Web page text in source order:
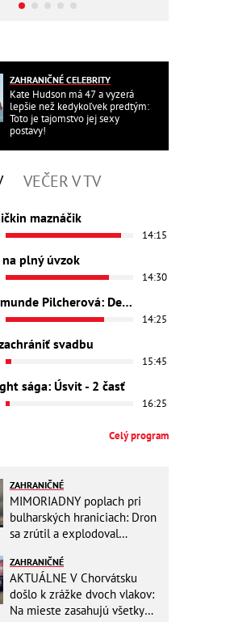
ZAHRANIČNÉ CELEBRITY
Kate Hudson má 47 a vyzerá
lepšie než kedykoľvek predtým:
Toto je tajomstvo jej sexy
postavy!
VEČER V TV
maznáčik
14:15
na plný úvzok
14:30
Rosamunde Pilcherová: Dedičstvo lásky
14:25
svadbu
15:45
sága: Úsvit - 2 časť
16:25
Celý program
ZAHRANIČNÉ
MIMORIADNY poplach pri
bulharských hraniciach: Dron
sa zrútil a explodoval
ZAHRANIČNÉ
AKTUÁLNE V Chorvátsku
došlo k zrážke dvoch vlakov:
Na mieste zasahujú všetky